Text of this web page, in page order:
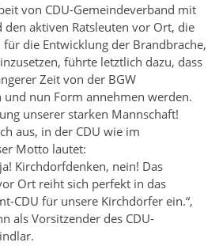
von CDU-Gemeindeverband mit
aktiven Ratsleuten vor Ort, die
die Entwicklung der Brandbrache,
führte letztlich dazu, dass
Zeit von der BGW
nun Form annehmen werden.
unserer starken Mannschaft!
aus, in der CDU wie im
Motto lautet:
Kirchdorfdenken, nein! Das
Ort reiht sich perfekt in das
CDU für unsere Kirchdörfer ein.“,
als Vorsitzender des CDU-